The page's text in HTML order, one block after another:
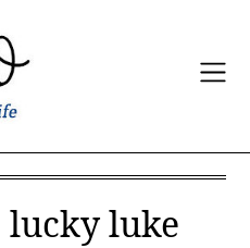
lucky luke